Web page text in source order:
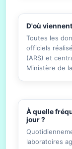
D'où
Toutes les
officiels
(ARS) et
Ministère de
À quelle
jour ?
laboratoires